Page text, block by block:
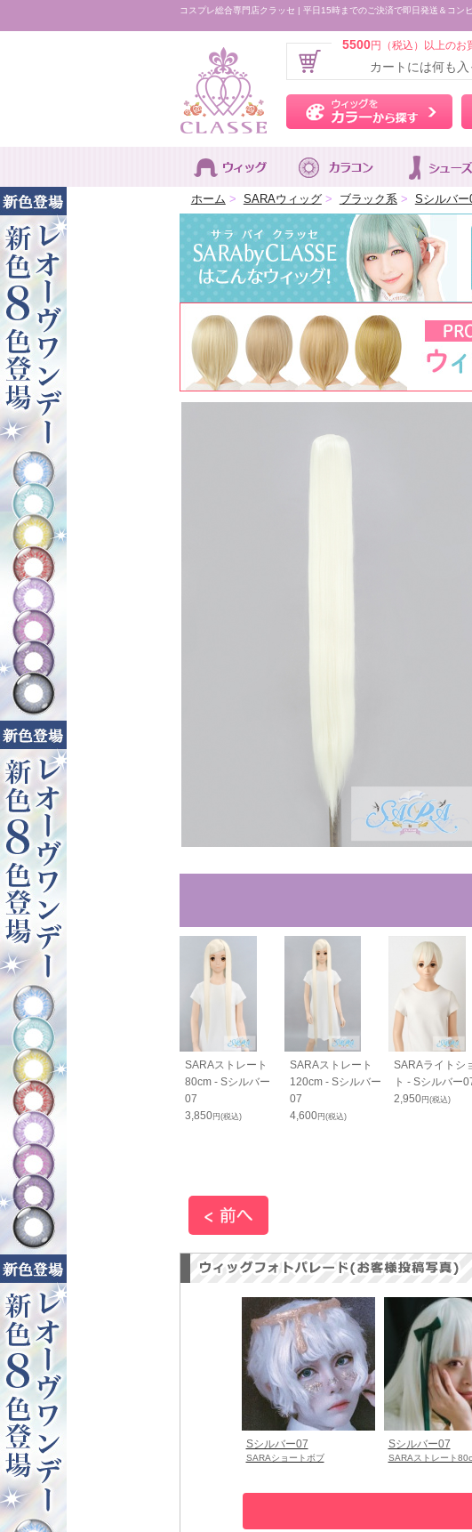
コスプレ総合専門店クラッセ | 平日15時までのご決済で即日発送＆コン
5500円（税込）以上のお
カートには何も
ホーム > SARAウィッグ > ブラック系 > Sシルバー
すっきりバン
- Sシルバ
円(税込)
SARAストレート
80cm - Sシルバー
07
3,850円(税込)
SARAストレート
120cm - Sシルバー
07
4,600円(税込)
SARAライトシ
ト - Sシルバー
2,950円(税込)
Sシルバー07
SARAショートボブ
Sシルバー07
SARAストレート